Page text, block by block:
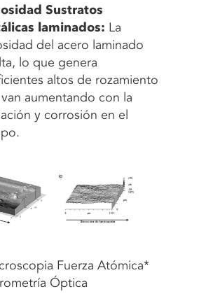
Sustratos
laminados: La
del acero laminado
lo que genera
altos de rozamiento
aumentando con la
y corrosión en el
Fuerza Atómica*
Óptica